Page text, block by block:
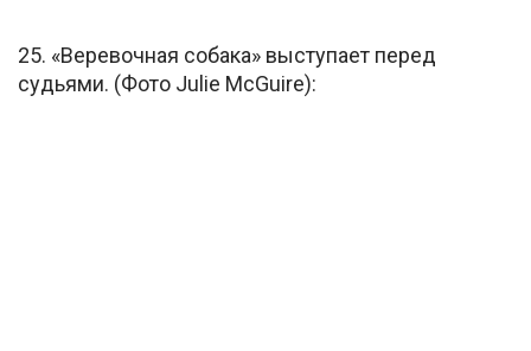
25. «Веревочная собака» выступает перед
судьями. (Фото Julie McGuire):